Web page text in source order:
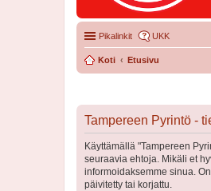
Pikalinkit UKK
Koti Etusivu
Tampereen Pyrintö -
Käyttämällä "Tampereen
seuraavia ehtoja. Mikäli et
informoidaksemme sinua.
päivitetty tai korjattu.